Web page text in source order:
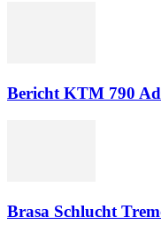
Bericht KTM 790
Brasa Schlucht